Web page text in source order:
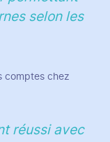
selon les
comptes chez
réussi avec